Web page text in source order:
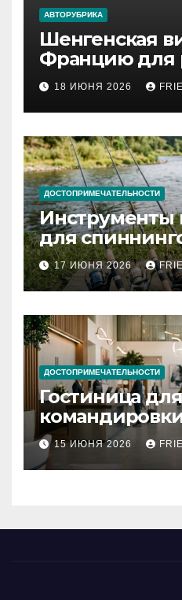
АВТОРУБРИКА
Шенгенская
Францию для
2026 году:
и список
документов
18 ИЮНЯ 2026
ДОСТОПРИМЕЧАТЕЛЬНОСТИ
Инструменты
для
рыбалки:
типы
17 ИЮНЯ 2026
ДОСТОПРИМЕЧАТЕЛЬНОСТИ
Гостиница для
критерии
15 ИЮНЯ 2026